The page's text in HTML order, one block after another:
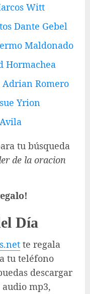
Witt
Dante Gebel
Maldonado
Hormachea
Adrian Romero
Yrion
tu búsqueda
de la oracion
Día
te regala
tu teléfono
descargar
mp3,